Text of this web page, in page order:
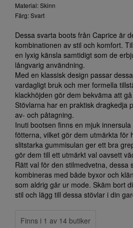
Material: Skinn
Färg: Svart
Dessa svarta boots från Caprice är
kombinationen av stil och komfort.
en lyxig känsla samtidigt som de
långvarig användning.
Med en klassisk design passar
vardagligt bruk och mer formella
klackhöjden gör dem bekväma att
Stövlarna har en praktisk dragkedja
av- och påtagning.
Inuti bootsen finns en mjuk
fötterna, vilket gör dem utmärkta för
slitstarka gummisulan ger ett bra
gör dem till ett utmärkt val oavsett
Rätt val för den stilmedvetna, dessa
kombineras med både byxor och
som aldrig går ur mode. Skäm bort
stil och lägg till dessa stövlar i din
Finns i 1 av 14 butiker